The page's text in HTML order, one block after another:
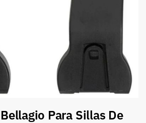
Para Sillas De